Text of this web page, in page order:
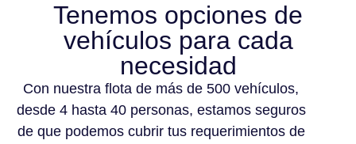
Tenemos opciones de
vehículos para cada
necesidad
Con nuestra flota de más de 500 vehículos,
desde 4 hasta 40 personas, estamos seguros
de que podemos cubrir tus requerimientos de